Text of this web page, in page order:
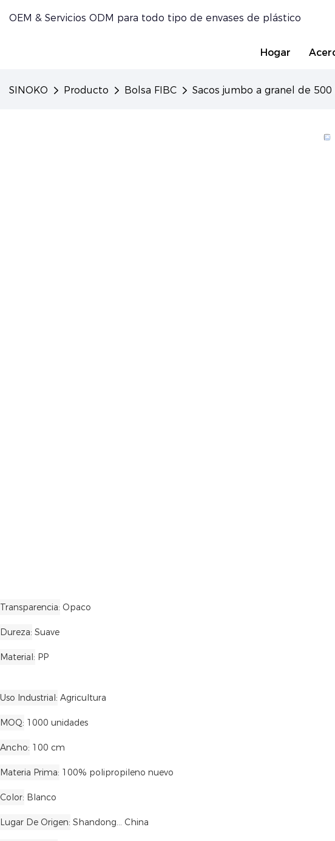
OEM & Servicios ODM para todo tipo de envases de plástico
Hogar
SINOKO Producto Bolsa FIBC Sacos jumbo a granel de
Transparencia Opaco
Dureza Suave
Material PP
Uso Industrial Agricultura
MOQ 1000 unidades
Ancho 100 cm
Materia Prima 100% polipropileno nuevo
Color Blanco
Lugar De Origen Shandong... China